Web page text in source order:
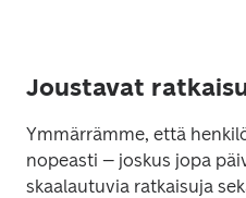
Joustavat
Ymmärrämme, että
nopeasti – joskus jopa
skaalautuvia ratkaisuja